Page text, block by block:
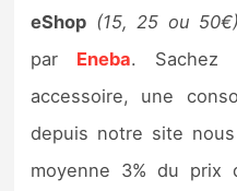
eShop (15, 25 ou 50€)
par Eneba. Sachez
accessoire, une
depuis notre site
moyenne 3% du prix